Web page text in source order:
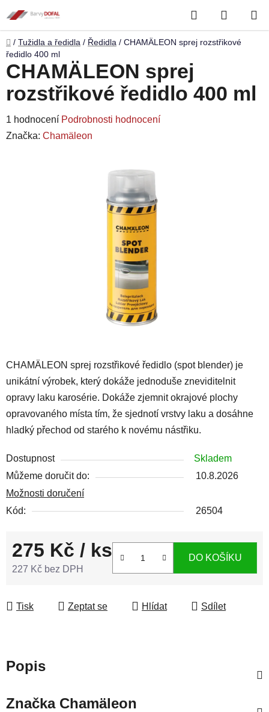
na
obsah
Hledat
KOŠÍK
Domů
/ Tužidla a ředidla / Ředidla / CHAMÄLEON sprej rozstřikové
ředidlo 400 ml
CHAMÄLEON sprej rozstřikové ředidlo (spot blender) je
unikátní výrobek, který dokáže jednoduše zneviditelnit
opravy laku karosérie. Dokáže zjemnit okrajové plochy
opravovaného místa tím, že sjednotí vrstvy laku a dosáhne
hladký přechod od starého k novému nástřiku.
Dostupnost
Skladem
Můžeme doručit do:
10.8.2026
Možnosti doručení
Kód:
26504
275 Kč / ks
227 Kč bez DPH
DO KOŠÍKU
Tisk Zeptat se Hlídat Sdílet
CHAMÄLEON sprej
rozstřikové ředidlo 400 ml
Průměrné
hodnocení
1 hodnocení Podrobnosti hodnocení
Značka: Chamäleon
Popis
ZnačkaChamäleon